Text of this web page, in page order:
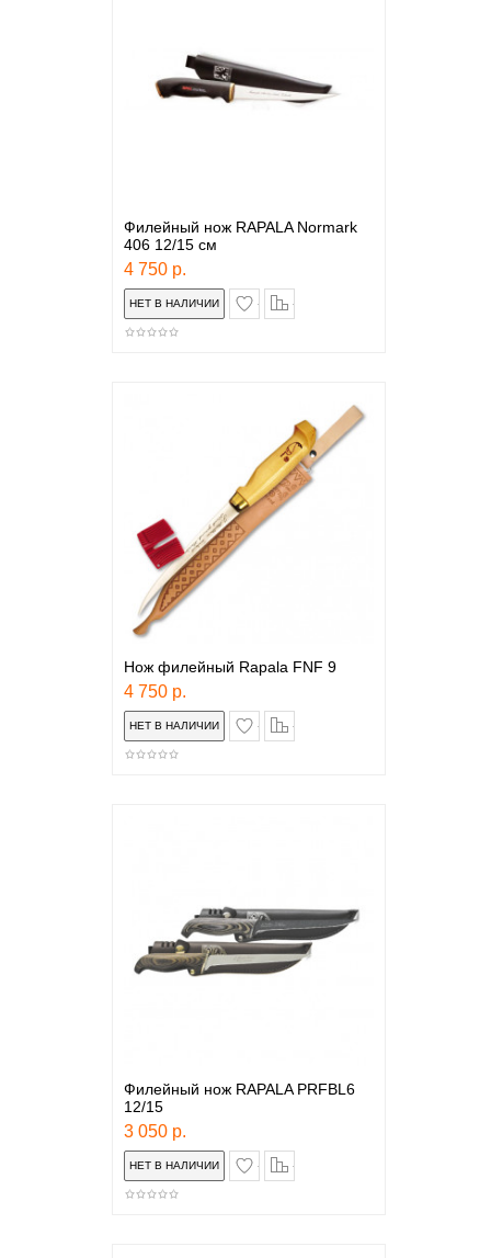
Филейный нож RAPALA Normark
406 12/15 см
4 750 р.
в закладки
Нож филейный Rapala FNF 9
4 750 р.
в закладки
Филейный нож RAPALA PRFBL6
12/15
3 050 р.
в закладки